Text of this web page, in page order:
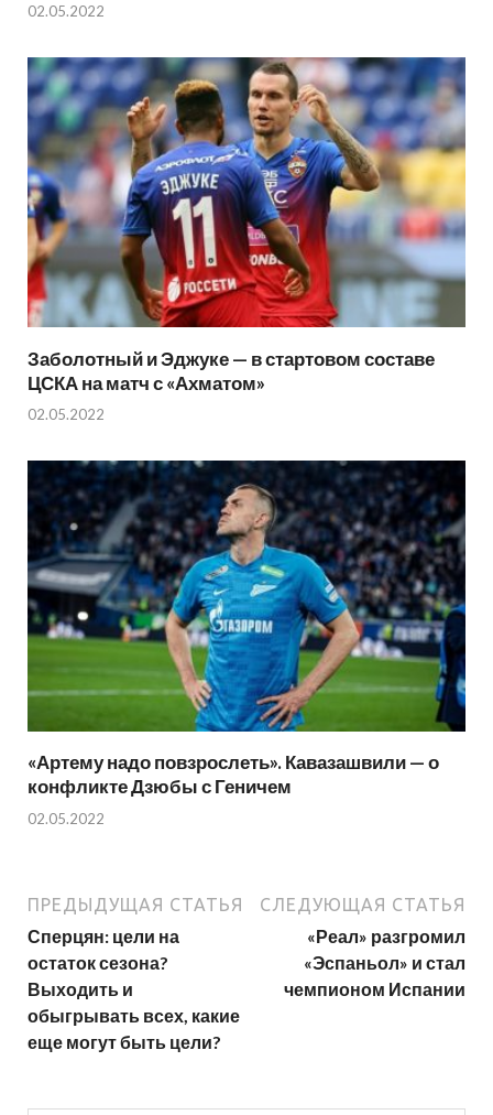
02.05.2022
Заболотный и Эджуке — в стартовом составе
ЦСКА на матч с «Ахматом»
02.05.2022
«Артему надо повзрослеть». Кавазашвили — о
конфликте Дзюбы с Геничем
02.05.2022
ПРЕДЫДУЩАЯ СТАТЬЯ
Сперцян: цели на
остаток сезона?
Выходить и
обыгрывать всех, какие
еще могут быть цели?
СЛЕДУЮЩАЯ СТАТЬЯ
«Реал» разгромил
«Эспаньол» и стал
чемпионом Испании